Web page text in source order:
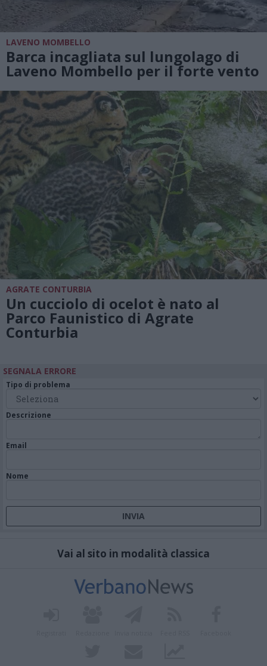
LAVENO MOMBELLO
Barca incagliata sul lungolago di
Laveno Mombello per il forte vento
AGRATE CONTURBIA
Un cucciolo di ocelot è nato al
Parco Faunistico di Agrate
Conturbia
SEGNALA ERRORE
Tipo di problema
Descrizione
Email
Nome
Vai al sito in modalità classica